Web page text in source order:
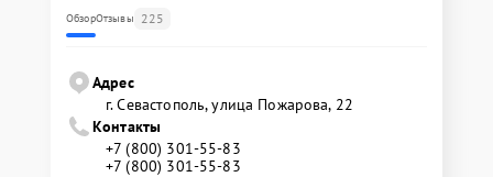
ОбзорОтзывы 225
Адрес
г. Севастополь, улица Пожарова, 22
Контакты
+7 (800) 301-55-83
+7 (800) 301-55-83